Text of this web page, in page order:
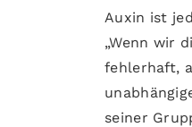
Auxin ist
„Wenn wir
fehlerhaft,
seiner